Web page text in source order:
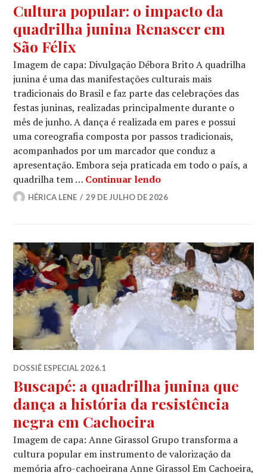
Cultura popular: o impacto da
quadrilha junina Renascer em
São Félix
Imagem de capa: Divulgação Débora Brito A quadrilha
junina é uma das manifestações culturais mais
tradicionais do Brasil e faz parte das celebrações das
festas juninas, realizadas principalmente durante o
mês de junho. A dança é realizada em pares e possui
uma coreografia composta por passos tradicionais,
acompanhados por um marcador que conduz a
apresentação. Embora seja praticada em todo o país, a
quadrilha tem … Continuar lendoCultura popular: o
HÉRICA LENE 29 DE JULHO DE 2026
DOSSIÊ ESPECIAL 2026.1
Buscapé: a quadrilha junina que
dança a história da resistência
negra em Cachoeira
Imagem de capa: Anne Girassol Grupo transforma a
cultura popular em instrumento de valorização da
memória afro-cachoeirana Anne Girassol Em Cachoeira,